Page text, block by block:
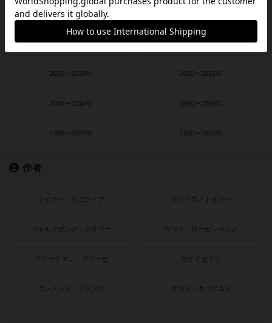
発売時期
2021〜2022年 2019〜2020年
2016〜2018年 2010〜2015年
2000〜2010年 1990〜2000年
1980〜1990年 1950〜1980年
作者
ライナー・クニツィア クラウス・トイバー
ヴォルフガング・クラマー ウヴェ・ローゼンベルク
フリードマン・フリーゼ カナイセイジ
クレメンス・フランツ クリス・キリアムス